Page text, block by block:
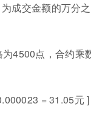
成交金额的万分之
4500点，合约乘
= 31.05元 ]